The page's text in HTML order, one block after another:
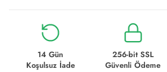
14 Gün
Koşulsuz İade
256-bit SSL
Güvenli Ödeme